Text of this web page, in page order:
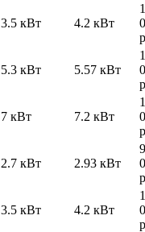
3.5 кВт 4.2 кВт
5.3 кВт 5.57 кВт
7 кВт 7.2 кВт
2.7 кВт 2.93 кВт
3.5 кВт 4.2 кВт